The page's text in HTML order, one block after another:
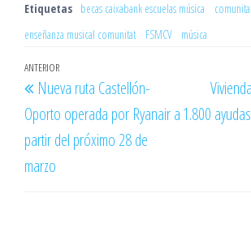
Etiquetas becas caixabank escuelas música
enseñanza musical comunitat
FSMCV música
Navegación
de
entradas
Entrada
anterior
ANTERIOR
Nueva ruta Castellón-
Oporto operada por Ryanair a
partir del próximo 28 de
marzo
1.800